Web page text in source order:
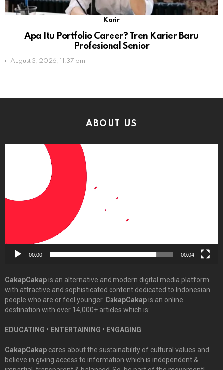
Karir
Apa Itu Portfolio Career? Tren Karier Baru
Profesional Senior
August 3, 2026, 11:37 pm
ABOUT US
00:00 00:04
CakapCakapis an alternative and modern digital media platform
with attractive and sophisticated content dedicated to Indonesian
people who are or feel younger. CakapCakapis an online
destination with over 14,000+ articles which is:
EDUCATING • ENTERTAINING • ENGAGING
CakapCakap cares about the sustainability of cultural values and
believe in giving access to information which is independent &